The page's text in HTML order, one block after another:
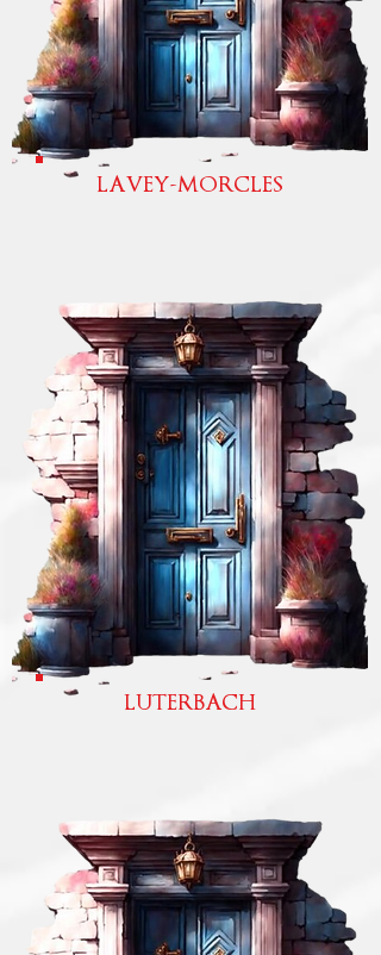
LAVEY-MORCLES
LUTERBACH